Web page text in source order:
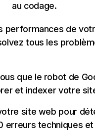
au codage.
performances de
tous les
que le robot de
et indexer votre
site web pour
erreurs techniques et